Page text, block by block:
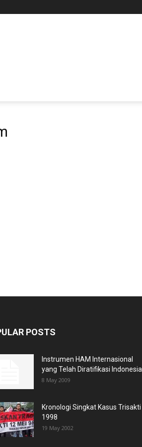
POSTS
Instrumen HAM Internasional
yang Telah Diratifikasi Indonesia
8 May 2009
Kronologi Singkat Kasus Trisakti
1998
19 May 2002